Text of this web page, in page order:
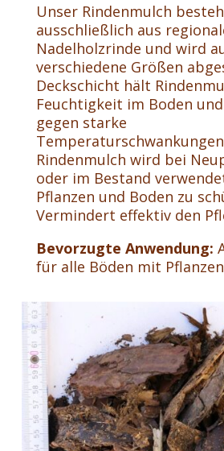
Unser Rindenmulch
ausschließlich aus
Nadelholzrinde und wird
verschiedene Größen
Deckschicht hält
Feuchtigkeit im Boden
gegen starke
Rindenmulch wird bei
oder im Bestand
Pflanzen und Boden zu
Vermindert effektiv den
Bevorzugte Anwendung:
für alle Böden mit